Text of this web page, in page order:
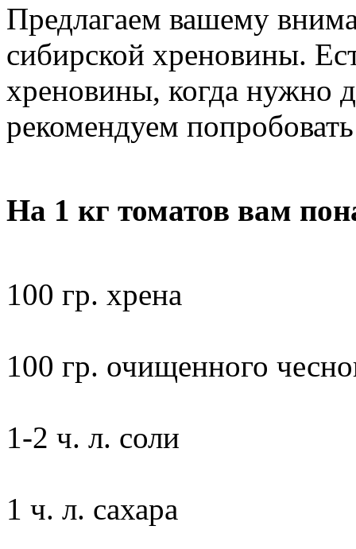
Предлагаем вашему
сибирской хреновины.
хреновины, когда нужно
рекомендуем
На 1 кг томатов вам
100 гр. хрена
100 гр. очищенного
1-2 ч. л. соли
1 ч. л. сахара